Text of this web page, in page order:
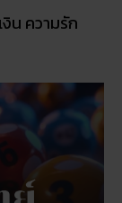
น ความรัก